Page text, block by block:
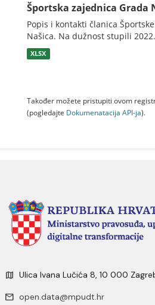
Športska zajednica Grada
Popis i kontakti članica
Našica. Na dužnost stupili
XLSX
Također možete pristupiti ovom
(pogledajte Dokumenаtаcijа API-jа).